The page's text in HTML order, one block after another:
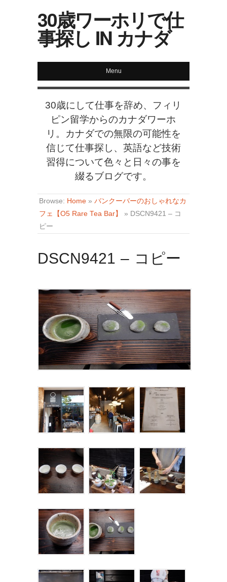
30歳ワーホリで仕
事探し IN カナダ
Menu
30歳にして仕事を辞め、フィリ
ピン留学からのカナダワーホ
リ。カナダでの無限の可能性を
信じて仕事探し、英語など技術
習得について色々と日々の事を
綴るブログです。
Browse: Home » バンクーバーのおしゃれなカ
フェ【O5 Rare Tea Bar】
» DSCN9421 – コ
ピー
DSCN9421 – コピー